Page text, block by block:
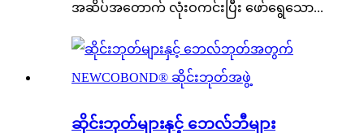
အဆိပ်အတောက် လုံးဝကင်းပြီး ဖော်ရွေသော...
ဆိုင်းဘုတ်များနှင့် ဘေလ်ဘီများ